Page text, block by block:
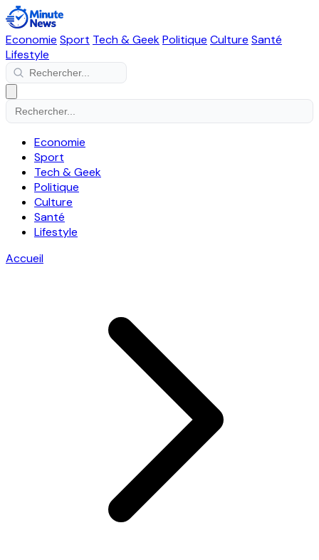
Economie Sport Tech & GeekPolitique Culture Santé
Lifestyle
Economie
Sport
Tech & Geek
Politique
Culture
Santé
Lifestyle
Accueil